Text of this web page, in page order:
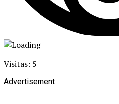
Visitas: 5
Advertisement